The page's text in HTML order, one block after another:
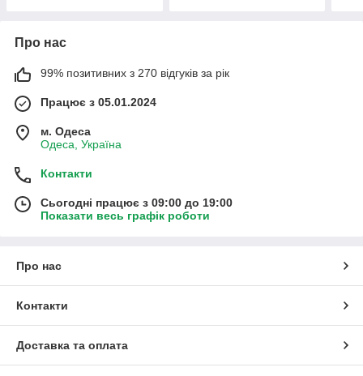
Про нас
99% позитивних з 270 відгуків за рік
Працює з 05.01.2024
м. Одеса
Одеса, Україна
Контакти
Сьогодні працює з 09:00 до 19:00
Показати весь графік роботи
Про нас
Контакти
Доставка та оплата